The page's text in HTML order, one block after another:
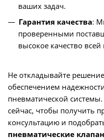
ваших задач.
Гарантия качества:
проверенными
высокое качество
Не откладывайте
обеспечением
пневматической
сейчас, чтобы получить
консультацию и
пневматические